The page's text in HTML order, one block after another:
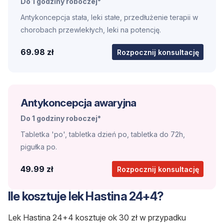
Antykoncepcja stała, leki stałe, przedłużenie terapii w
chorobach przewlekłych, leki na potencję.
69.98 zł Rozpocznij konsultację
Antykoncepcja awaryjna
Do 1 godziny roboczej*
Tabletka 'po', tabletka dzień po, tabletka do 72h,
pigułka po.
49.99 zł Rozpocznij konsultację
Ile kosztuje lek Hastina 24+4?
Lek Hastina 24+4 kosztuje ok 30 zł w przypadku